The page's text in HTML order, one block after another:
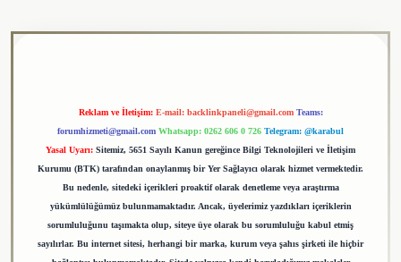
Reklam ve İletişim: E-mail: backlinkpaneli@gmail.com Teams:
forumhizmeti@gmail.com Whatsapp: 0262 606 0 726 Telegram: @karabul
Yasal Uyarı: Sitemiz, 5651 Sayılı Kanun gereğince Bilgi Teknolojileri ve İletişim
Kurumu (BTK) tarafından onaylanmış bir Yer Sağlayıcı olarak hizmet vermektedir.
Bu nedenle, sitedeki içerikleri proaktif olarak denetleme veya araştırma
yükümlülüğümüz bulunmamaktadır. Ancak, üyelerimiz yazdıkları içeriklerin
sorumluluğunu taşımakta olup, siteye üye olarak bu sorumluluğu kabul etmiş
sayılırlar. Bu internet sitesi, herhangi bir marka, kurum veya şahıs şirketi ile hiçbir